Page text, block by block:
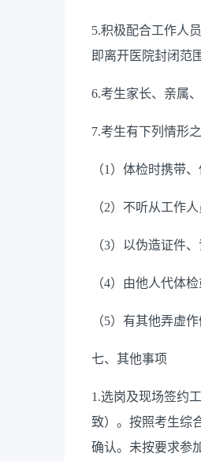
5.积极配合工作人
即离开医院封闭范
6.考生家长、亲属
7.考生有下列情形
（1 ）体检时携带、
（2）不听从工作人
（3）以伪造证件、
（4）由他人代体检
（5）有其他弄虚作
七、其他事项
1.选岗及现场签约
致）。按照考生综
确认。未按要求参